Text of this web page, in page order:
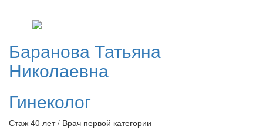
БарановаТатьяна
Николаевна
Гинеколог
Стаж 40 лет / Врач первой категории